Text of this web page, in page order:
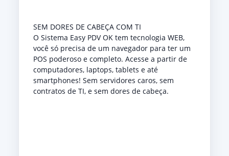
SEM DORES DE CABEÇA COM TI
O Sistema Easy PDV OK tem tecnologia WEB,
você só precisa de um navegador para ter um
POS poderoso e completo. Acesse a partir de
computadores, laptops, tablets e até
smartphones! Sem servidores caros, sem
contratos de TI, e sem dores de cabeça.